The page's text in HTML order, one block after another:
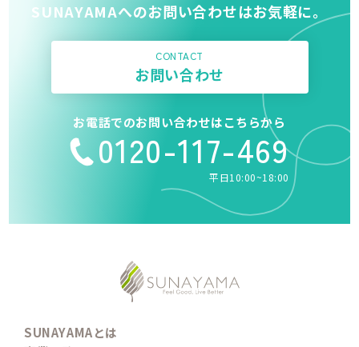
SUNAYAMAへのお問い合わせはお気軽に。
CONTACT
お問い合わせ
お電話でのお問い合わせはこちらから
0120-117-469
平日10:00~18:00
SUNAYAMAとは